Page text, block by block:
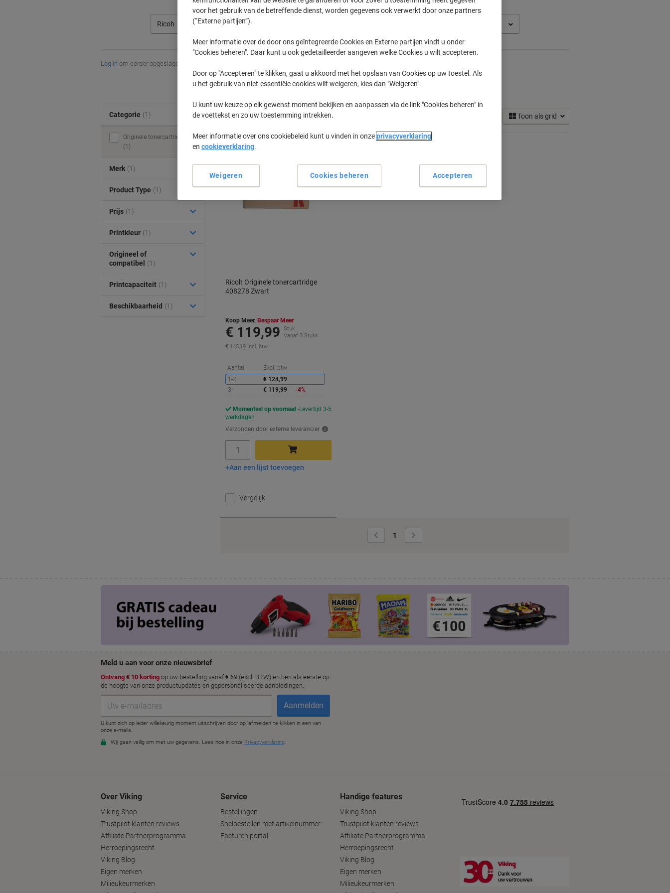
Ricoh
Log in om eerder opgeslagen printers en/of eerder gekochte cartridges te tonen
Ricoh Aficio SP 330 Printer Toner Cartridges
Sorteer op: Toon als grid
Ricoh Originele tonercartridge
408278 Zwart
Koop Meer, Bespaar Meer
€ 119,99
Stuk
Vanaf 3 Stuks
€ 145,19 Incl. btw
Aantal Excl. btw
1-2
€ 124,99
3+
€ 119,99 -4%
Momenteel op voorraad
Levertijd 3-5
werkdagen
Verzonden door externe leverancier
In winkelwagen
Aan een lijst toevoegen
Vergelijk
Vorige
pagina
1
pagina
Categorie (1)
Originele tonercartridges
(1)
Merk (1)
Product Type (1)
Prijs (1)
Printkleur (1)
Origineel of
compatibel
(1)
Printcapaciteit (1)
Beschikbaarheid (1)
Over Viking
Viking Shop
Trustpilot klanten reviews
Affiliate Partnerprogramma
Herroepingsrecht
Viking Blog
Eigen merken
Milieukeurmerken
Service
Bestellingen
Snelbestellen met artikelnummer
Facturen portal
Handige features
Viking Shop
Trustpilot klanten reviews
Affiliate Partnerprogramma
Herroepingsrecht
Viking Blog
Eigen merken
Milieukeurmerken
voor het gebruik van de betreffende dienst, worden gegevens ook verwerkt door onze partners
(“Externe partijen”).
Meer informatie over de door ons geïntegreerde Cookies en Externe partijen vindt u onder
"Cookies beheren". Daar kunt u ook gedetailleerder aangeven welke Cookies u wilt accepteren.
Door op "Accepteren" te klikken, gaat u akkoord met het opslaan van Cookies op uw toestel. Als
u het gebruik van niet-essentiële cookies wilt weigeren, kies dan "Weigeren".
U kunt uw keuze op elk gewenst moment bekijken en aanpassen via de link "Cookies beheren" in
de voettekst en zo uw toestemming intrekken.
Meer informatie over ons cookiebeleid kunt u vinden in onzeprivacyverklaring
en cookieverklaring.
Cookies beheren
Weigeren Accepteren